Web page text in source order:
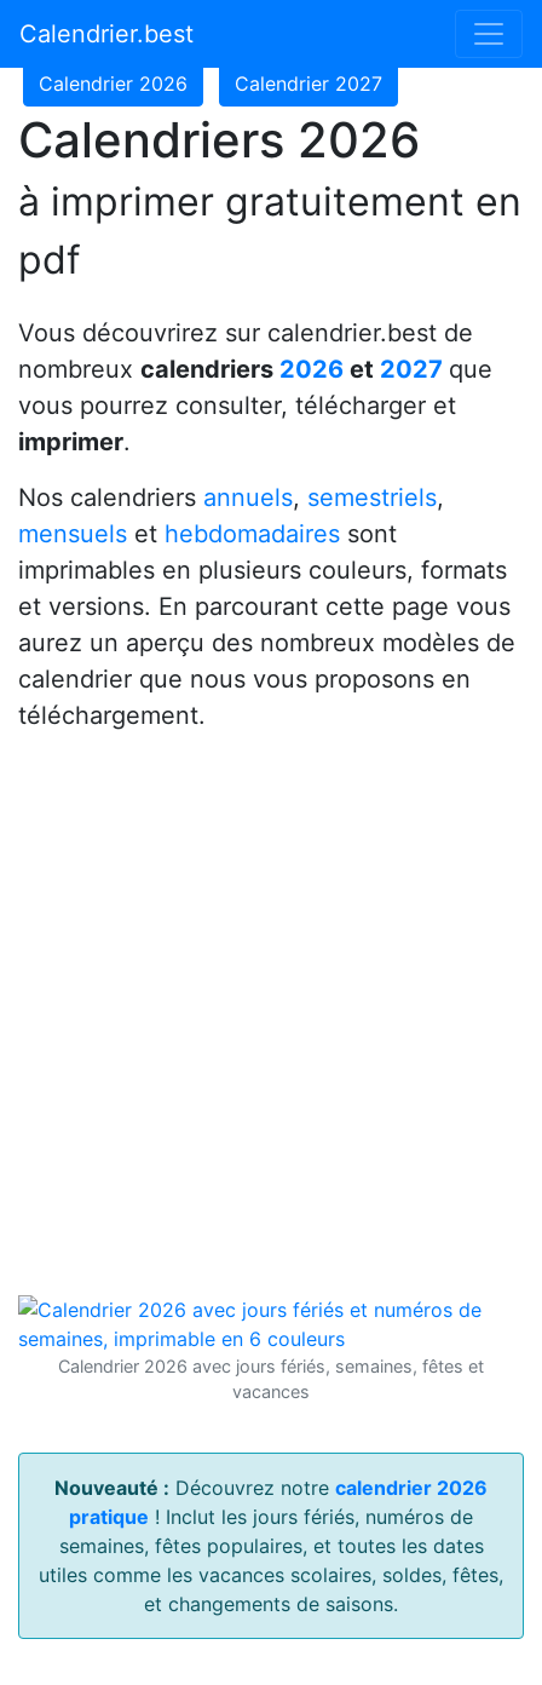
Calendrier.best
Calendrier 2024
Calendrier 2026 Calendrier 2027
Calendriers 2026
à imprimer gratuitement en
pdf
Vous découvrirez sur calendrier.best de
nombreux calendriers 2026 et 2027 que
vous pourrez consulter, télécharger et
imprimer.
Nos calendriers annuels, semestriels,
mensuels et hebdomadaires sont
imprimables en plusieurs couleurs, formats
et versions. En parcourant cette page vous
aurez un aperçu des nombreux modèles de
calendrier que nous vous proposons en
téléchargement.
Calendrier 2026 avec jours fériés, semaines, fêtes et
vacances
Nouveauté : Découvrez notre calendrier 2026
pratique ! Inclut les jours fériés, numéros de
semaines, fêtes populaires, et toutes les dates
utiles comme les vacances scolaires, soldes, fêtes,
et changements de saisons.